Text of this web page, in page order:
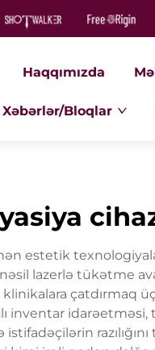
Haqqımızda
Xəbərlər/Bloqlar
estetik
nəsil lazerlə tükətme
klinikalara
inventar